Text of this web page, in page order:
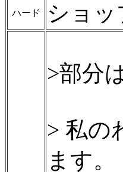
ハード ショッ
>部分
> 私の
ます。